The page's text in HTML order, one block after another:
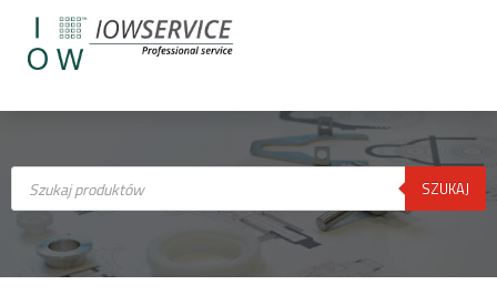
Wyszukiwarka
produktów SZUKAJ